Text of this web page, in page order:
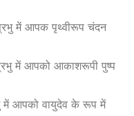
में आपक पृथ्वीरूप चंदन
में आपको आकाशरूपी पुष्प
में आपको वायुदेव के रूप में